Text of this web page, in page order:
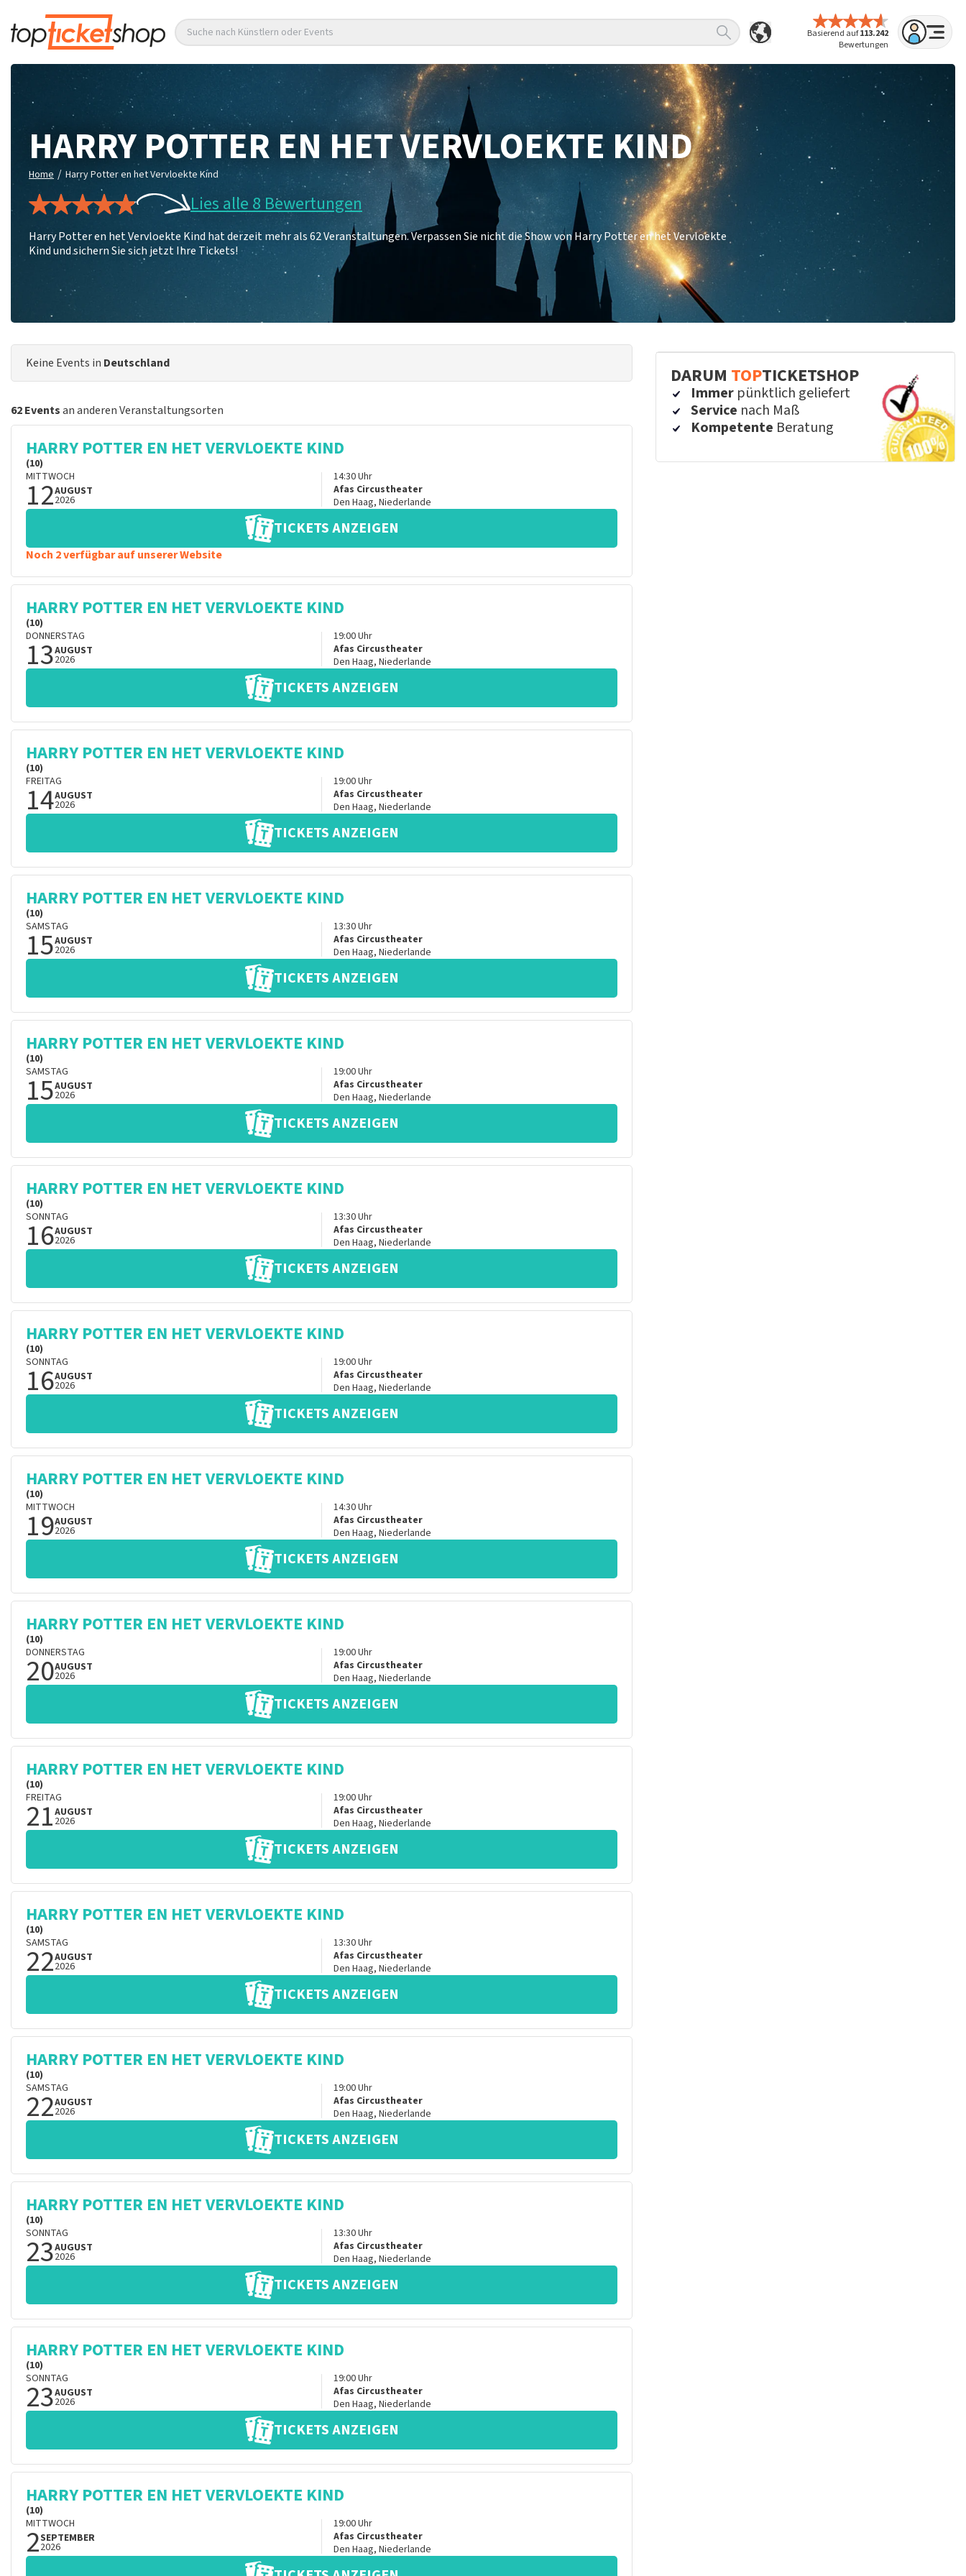
Basierend auf113.242
Bewertungen
Suche nach Künstlern oder Events
HARRY POTTER EN HET VERVLOEKTE KIND
Home / Harry Potter en het Vervloekte Kind
Lies alle 8 Bewertungen
Harry Potter en het Vervloekte Kind hat derzeit mehr als 62 Veranstaltungen. Verpassen Sie nicht die Show von Harry Potter en het Vervloekte
Kind und sichern Sie sich jetzt Ihre Tickets!
Keine Events in Deutschland
62 Eventsan anderen Veranstaltungsorten
HARRY POTTER EN HET VERVLOEKTE KIND
(10)
MITTWOCH
12AUGUST
2026
14:30Uhr
Afas Circustheater
Den Haag, Niederlande
TICKETS ANZEIGEN
Noch 2 verfügbar auf unserer Website
HARRY POTTER EN HET VERVLOEKTE KIND
(10)
DONNERSTAG
13AUGUST
2026
19:00Uhr
Afas Circustheater
Den Haag, Niederlande
TICKETS ANZEIGEN
HARRY POTTER EN HET VERVLOEKTE KIND
(10)
FREITAG
14AUGUST
2026
19:00Uhr
Afas Circustheater
Den Haag, Niederlande
TICKETS ANZEIGEN
HARRY POTTER EN HET VERVLOEKTE KIND
(10)
SAMSTAG
15AUGUST
2026
13:30Uhr
Afas Circustheater
Den Haag, Niederlande
TICKETS ANZEIGEN
HARRY POTTER EN HET VERVLOEKTE KIND
(10)
SAMSTAG
15AUGUST
2026
19:00Uhr
Afas Circustheater
Den Haag, Niederlande
TICKETS ANZEIGEN
HARRY POTTER EN HET VERVLOEKTE KIND
(10)
SONNTAG
16AUGUST
2026
13:30Uhr
Afas Circustheater
Den Haag, Niederlande
TICKETS ANZEIGEN
HARRY POTTER EN HET VERVLOEKTE KIND
(10)
SONNTAG
16AUGUST
2026
19:00Uhr
Afas Circustheater
Den Haag, Niederlande
TICKETS ANZEIGEN
HARRY POTTER EN HET VERVLOEKTE KIND
(10)
MITTWOCH
19AUGUST
2026
14:30Uhr
Afas Circustheater
Den Haag, Niederlande
TICKETS ANZEIGEN
HARRY POTTER EN HET VERVLOEKTE KIND
(10)
DONNERSTAG
20AUGUST
2026
19:00Uhr
Afas Circustheater
Den Haag, Niederlande
TICKETS ANZEIGEN
HARRY POTTER EN HET VERVLOEKTE KIND
(10)
FREITAG
21AUGUST
2026
19:00Uhr
Afas Circustheater
Den Haag, Niederlande
TICKETS ANZEIGEN
HARRY POTTER EN HET VERVLOEKTE KIND
(10)
SAMSTAG
22AUGUST
2026
13:30Uhr
Afas Circustheater
Den Haag, Niederlande
TICKETS ANZEIGEN
HARRY POTTER EN HET VERVLOEKTE KIND
(10)
SAMSTAG
22AUGUST
2026
19:00Uhr
Afas Circustheater
Den Haag, Niederlande
TICKETS ANZEIGEN
HARRY POTTER EN HET VERVLOEKTE KIND
(10)
SONNTAG
23AUGUST
2026
13:30Uhr
Afas Circustheater
Den Haag, Niederlande
TICKETS ANZEIGEN
HARRY POTTER EN HET VERVLOEKTE KIND
(10)
SONNTAG
23AUGUST
2026
19:00Uhr
Afas Circustheater
Den Haag, Niederlande
TICKETS ANZEIGEN
HARRY POTTER EN HET VERVLOEKTE KIND
(10)
MITTWOCH
2SEPTEMBER
2026
19:00Uhr
Afas Circustheater
Den Haag, Niederlande
DARUM TOPTICKETSHOP
Immer pünktlich geliefert
Service nach Maß
Kompetente Beratung